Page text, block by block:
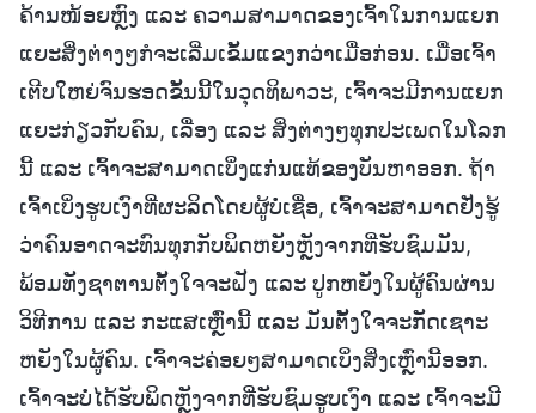
ຄ້ານໜ້ອຍຫຼົງ ແລະ ຄວາມສາມາດຂອງເຈົ້າໃນການແຍກ
ແຍະສິ່ງຕ່າງໆກໍຈະເລີ່ມເຂັ້ມແຂງກວ່າເມື່ອກ່ອນ. ເມື່ອເຈົ້າ
ເຕີບໃຫຍ່ຈົນຮອດຂັ້ນນີ້ໃນວຸດທິພາວະ, ເຈົ້າຈະມີການແຍກ
ແຍະກ່ຽວກັບຄົນ, ເລື່ອງ ແລະ ສິ່ງຕ່າງໆທຸກປະເພດໃນໂລກ
ນີ້ ແລະ ເຈົ້າຈະສາມາດເບິ່ງແກ່ນແທ້ຂອງບັນຫາອອກ. ຖ້າ
ເຈົ້າເບິ່ງຮູບເງົາທີ່ຜະລິດໂດຍຜູ້ບໍ່ເຊື່ອ, ເຈົ້າຈະສາມາດຢັ່ງຮູ້
ວ່າຄົນອາດຈະທົນທຸກກັບພິດຫຍັງຫຼັງຈາກທີ່ຮັບຊົມມັນ,
ພ້ອມທັງຊາຕານຕັ້ງໃຈຈະຝັງ ແລະ ປູກຫຍັງໃນຜູ້ຄົນຜ່ານ
ວິທີການ ແລະ ກະແສເຫຼົ່ານີ້ ແລະ ມັນຕັ້ງໃຈຈະກັດເຊາະ
ຫຍັງໃນຜູ້ຄົນ. ເຈົ້າຈະຄ່ອຍໆສາມາດເບິ່ງສິ່ງເຫຼົ່ານີ້ອອກ.
ເຈົ້າຈະບໍ່ໄດ້ຮັບພິດຫຼັງຈາກທີ່ຮັບຊົມຮູບເງົາ ແລະ ເຈົ້າຈະມີ